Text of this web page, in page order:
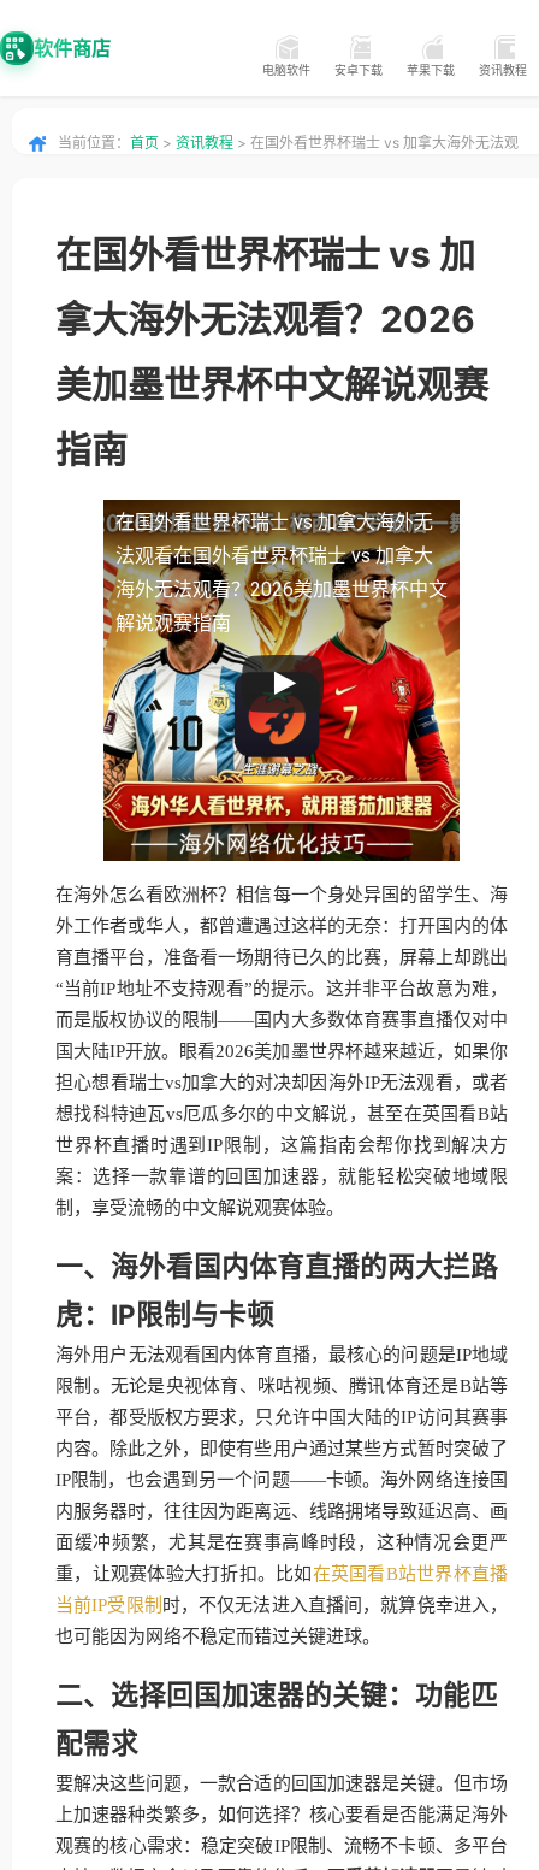
软件商店
电脑软件 安卓下载 苹果下载 资讯教程
当前位置： 首页 > 资讯教程 > 在国外看世界杯瑞士 vs 加拿大海外无法观
在国外看世界杯瑞士 vs 加
拿大海外无法观看？2026
美加墨世界杯中文解说观赛
指南
在国外看世界杯瑞士 vs 加拿大海外无
法观看在国外看世界杯瑞士 vs 加拿大
海外无法观看？2026美加墨世界杯中文
解说观赛指南
在海外怎么看欧洲杯？相信每一个身处异国的留学生、海
外工作者或华人，都曾遭遇过这样的无奈：打开国内的体
育直播平台，准备看一场期待已久的比赛，屏幕上却跳出
“当前IP地址不支持观看”的提示。这并非平台故意为难，
而是版权协议的限制——国内大多数体育赛事直播仅对中
国大陆IP开放。眼看2026美加墨世界杯越来越近，如果你
担心想看瑞士vs加拿大的对决却因海外IP无法观看，或者
想找科特迪瓦vs厄瓜多尔的中文解说，甚至在英国看B站
世界杯直播时遇到IP限制，这篇指南会帮你找到解决方
案：选择一款靠谱的回国加速器，就能轻松突破地域限
制，享受流畅的中文解说观赛体验。
一、海外看国内体育直播的两大拦路
虎：IP限制与卡顿
海外用户无法观看国内体育直播，最核心的问题是IP地域
限制。无论是央视体育、咪咕视频、腾讯体育还是B站等
平台，都受版权方要求，只允许中国大陆的IP访问其赛事
内容。除此之外，即使有些用户通过某些方式暂时突破了
IP限制，也会遇到另一个问题——卡顿。海外网络连接国
内服务器时，往往因为距离远、线路拥堵导致延迟高、画
面缓冲频繁，尤其是在赛事高峰时段，这种情况会更严
重，让观赛体验大打折扣。比如在英国看B站世界杯直播
当前IP受限制 时，不仅无法进入直播间，就算侥幸进入，
也可能因为网络不稳定而错过关键进球。
二、选择回国加速器的关键：功能匹
配需求
要解决这些问题，一款合适的回国加速器是关键。但市场
上加速器种类繁多，如何选择？核心要看是否能满足海外
观赛的核心需求：稳定突破IP限制、流畅不卡顿、多平台